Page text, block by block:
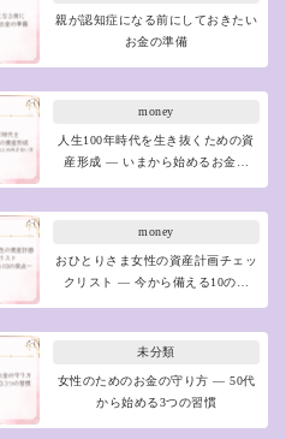
親が認知症になる前にしておきたい
お金の準備
money
人生100年時代を生き抜くための資
産形成 ― いまから始めるお金…
money
おひとりさま女性の資産計画チェッ
クリスト ― 今から備える10の…
未分類
女性のためのお金の守り方 ― 50代
から始める3つの習慣